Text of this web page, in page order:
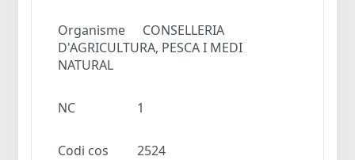
Organisme
CONSELLERIA
D'AGRICULTURA, PESCA I MEDI
NATURAL
NC 1
Codi cos 2524